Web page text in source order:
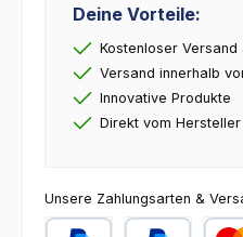
Deine Vorteile:
Kostenloser
Versand innerhalb
Innovative Produkte
Direkt vom Hersteller
Unsere Zahlungsarten &